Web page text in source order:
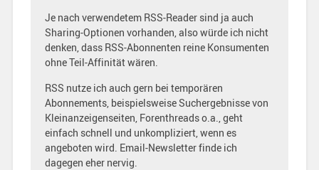
Je nach verwendetem RSS-Reader sind ja auch
Sharing-Optionen vorhanden, also würde ich nicht
denken, dass RSS-Abonnenten reine Konsumenten
ohne Teil-Affinität wären.
RSS nutze ich auch gern bei temporären
Abonnements, beispielsweise Suchergebnisse von
Kleinanzeigenseiten, Forenthreads o.a., geht
einfach schnell und unkompliziert, wenn es
angeboten wird. Email-Newsletter finde ich
dagegen eher nervig.